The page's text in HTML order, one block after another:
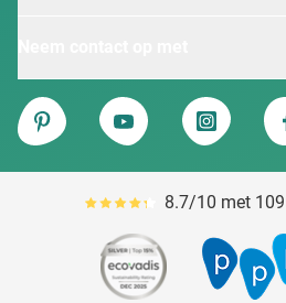
Van Heijster
Pinterest
YouTube Instagram
Gemiddeld8.7/10 met